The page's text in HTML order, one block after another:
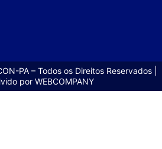
PA – Todos os Direitos Reservados |
por WEBCOMPANY